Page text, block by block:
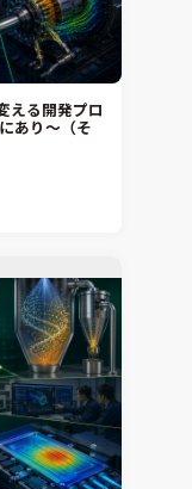
える開発プロ
あり～（そ